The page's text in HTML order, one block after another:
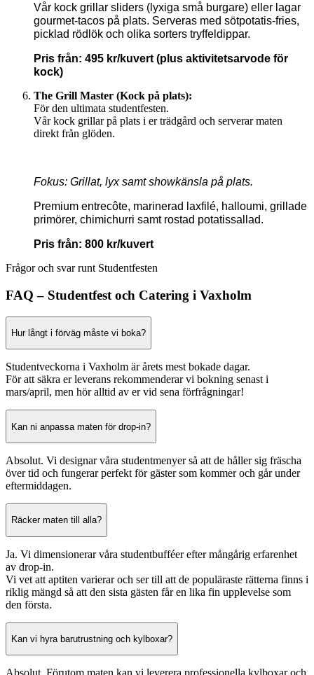
Vår kock grillar sliders (lyxiga små burgare) eller lagar
gourmet-tacos på plats. Serveras med sötpotatis-fries,
picklad rödlök och olika sorters tryffeldippar.
Pris från: 495 kr/kuvert (plus aktivitetsarvode för
kock)
The Grill Master (Kock på plats):
För den ultimata studentfesten.
Vår kock grillar på plats i er trädgård och serverar maten
direkt från glöden.
Fokus: Grillat, lyx samt showkänsla på plats.
Premium entrecôte, marinerad laxfilé, halloumi, grillade
primörer, chimichurri samt rostad potatissallad.
Pris från: 800 kr/kuvert
Frågor och svar runt Studentfesten
FAQ – Studentfest och Catering i Vaxholm
Hur långt i förväg måste vi boka?
Studentveckorna i Vaxholm är årets mest bokade dagar.
För att säkra er leverans rekommenderar vi bokning senast i
mars/april, men hör alltid av er vid sena förfrågningar!
Kan ni anpassa maten för drop-in?
Absolut. Vi designar våra studentmenyer så att de håller sig fräscha
över tid och fungerar perfekt för gäster som kommer och går under
eftermiddagen.
Räcker maten till alla?
Ja. Vi dimensionerar våra studentbufféer efter mångårig erfarenhet
av drop-in.
Vi vet att aptiten varierar och ser till att de populäraste rätterna finns i
riklig mängd så att den sista gästen får en lika fin upplevelse som
den första.
Kan vi hyra barutrustning och kylboxar?